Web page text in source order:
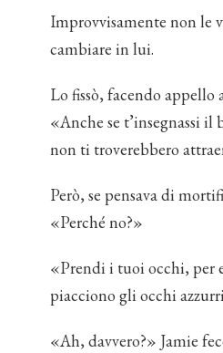
Improvvisamente non le
cambiare in lui.
Lo fissò, facendo appello
«Anche se t’insegnassi il
non ti troverebbero
Però, se pensava di
«Perché no?»
«Prendi i tuoi occhi, per
piacciono gli occhi
«Ah, davvero?» Jamie